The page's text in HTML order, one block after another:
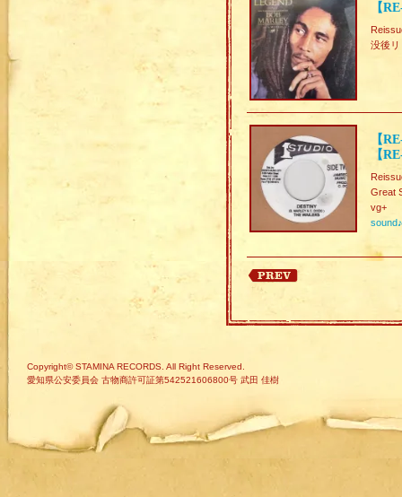
【
没後
【
【
Great
vg+
sound♪
Copyright© STAMINA RECORDS. All Right Reserved.
愛知県公安委員会 古物商許可証第542521606800号 武田 佳樹